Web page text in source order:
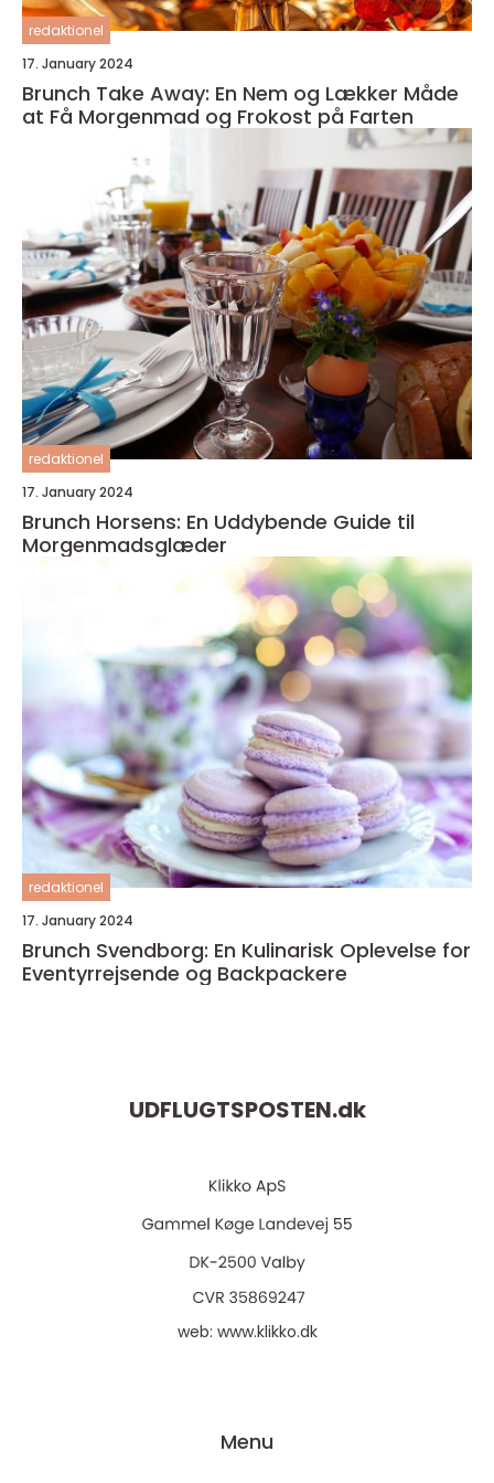
redaktionel
17. January 2024
Brunch Take Away: En Nem og Lækker Måde
at Få Morgenmad og Frokost på Farten
redaktionel
17. January 2024
Brunch Horsens: En Uddybende Guide til
Morgenmadsglæder
redaktionel
17. January 2024
Brunch Svendborg: En Kulinarisk Oplevelse for
Eventyrrejsende og Backpackere
UDFLUGTSPOSTEN.dk
web: www.klikko.dk
Menu